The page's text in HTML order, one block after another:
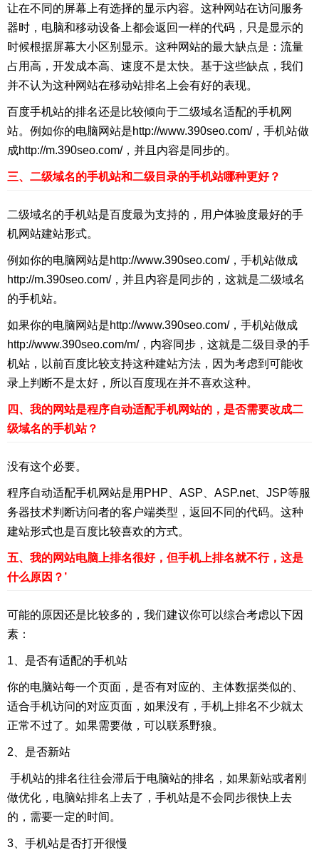
让在不同的屏幕上有选择的显示内容。这种网站在访问服务
器时，电脑和移动设备上都会返回一样的代码，只是显示的
时候根据屏幕大小区别显示。这种网站的最大缺点是：流量
占用高，开发成本高、速度不是太快。基于这些缺点，我们
并不认为这种网站在移动站排名上会有好的表现。
百度手机站的排名还是比较倾向于二级域名适配的手机网
站。例如你的电脑网站是http://www.390seo.com/，手机站做
成http://m.390seo.com/，并且内容是同步的。
三、二级域名的手机站和二级目录的手机站哪种更好？
二级域名的手机站是百度最为支持的，用户体验度最好的手
机网站建站形式。
例如你的电脑网站是http://www.390seo.com/，手机站做成
http://m.390seo.com/，并且内容是同步的，这就是二级域名
的手机站。
如果你的电脑网站是http://www.390seo.com/，手机站做成
http://www.390seo.com/m/，内容同步，这就是二级目录的手
机站，以前百度比较支持这种建站方法，因为考虑到可能收
录上判断不是太好，所以百度现在并不喜欢这种。
四、我的网站是程序自动适配手机网站的，是否需要改成二
级域名的手机站？
没有这个必要。
程序自动适配手机网站是用PHP、ASP、ASP.net、JSP等服
务器技术判断访问者的客户端类型，返回不同的代码。这种
建站形式也是百度比较喜欢的方式。
五、我的网站电脑上排名很好，但手机上排名就不行，这是
什么原因？’
可能的原因还是比较多的，我们建议你可以综合考虑以下因
素：
1、是否有适配的手机站
你的电脑站每一个页面，是否有对应的、主体数据类似的、
适合手机访问的对应页面，如果没有，手机上排名不少就太
正常不过了。如果需要做，可以联系野狼。
2、是否新站
手机站的排名往往会滞后于电脑站的排名，如果新站或者刚
做优化，电脑站排名上去了，手机站是不会同步很快上去
的，需要一定的时间。
3、手机站是否打开很慢